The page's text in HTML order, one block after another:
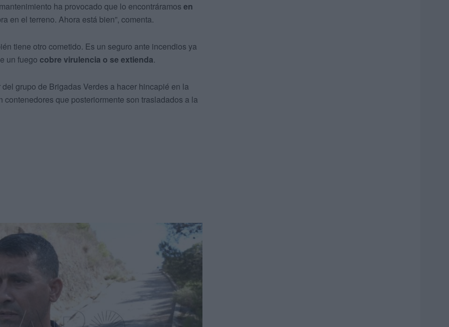
ha provocado que lo encontráramos en
en el terreno. Ahora está bien”, comenta.
tiene otro cometido. Es un seguro ante incendios ya
un fuego cobre virulencia o se extienda.
grupo de Brigadas Verdes a hacer hincapié en la
que posteriormente son trasladados a la